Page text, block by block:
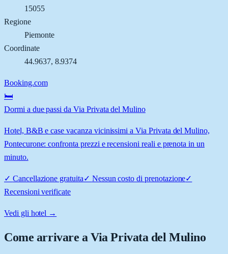
15055
Regione
Piemonte
Coordinate
44.9637, 8.9374
Booking.com
🛏️
Dormi a due passi da Via Privata del Mulino
Hotel, B&B e case vacanza vicinissimi a Via Privata del Mulino,
Pontecurone: confronta prezzi e recensioni reali e prenota in un
minuto.
✓ Cancellazione gratuita✓ Nessun costo di prenotazione✓
Recensioni verificate
Vedi gli hotel →
Come arrivare aVia Privata del Mulino